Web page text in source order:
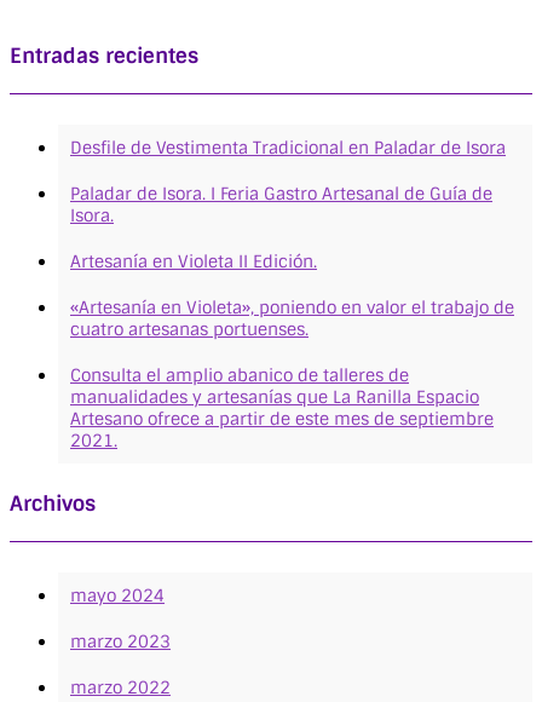
Entradas recientes
Desfile de Vestimenta Tradicional en Paladar de Isora
Paladar de Isora. I Feria Gastro Artesanal de Guía de
Isora.
Artesanía en Violeta II Edición.
«Artesanía en Violeta», poniendo en valor el trabajo de
cuatro artesanas portuenses.
Consulta el amplio abanico de talleres de
manualidades y artesanías que La Ranilla Espacio
Artesano ofrece a partir de este mes de septiembre
2021.
Archivos
mayo 2024
marzo 2023
marzo 2022